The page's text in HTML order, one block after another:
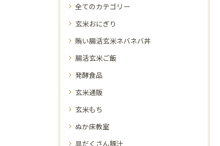
全てのカテゴリー
玄米おにぎり
賄い腸活玄米ネバネバ丼
腸活玄米ご飯
発酵食品
玄米通販
玄米もち
ぬか床教室
具だくさん豚汁